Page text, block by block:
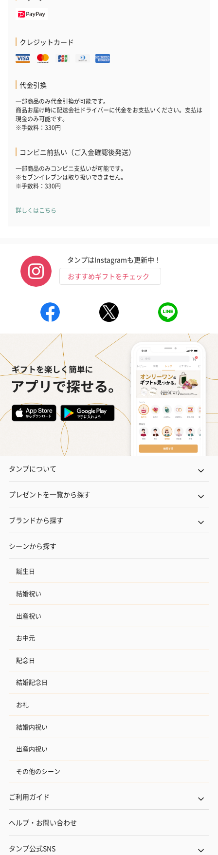
クレジットカード
代金引換
一部商品のみ代金引換が可能です。
商品お届け時に配送会社ドライバーに代金をお支払いください。支払は
現金のみ可能です。
※手数料：330円
コンビニ前払い（ご入金確認後発送）
一部商品のみコンビニ支払いが可能です。
※セブンイレブンは取り扱いできません。
※手数料：330円
詳しくはこちら
タンプはInstagramも更新中！
おすすめギフトをチェック
タンプについて
プレゼントを一覧から探す
ブランドから探す
シーンから探す
誕生日
結婚祝い
出産祝い
お中元
記念日
結婚記念日
お礼
結婚内祝い
出産内祝い
その他のシーン
ご利用ガイド
ヘルプ・お問い合わせ
タンプ公式SNS